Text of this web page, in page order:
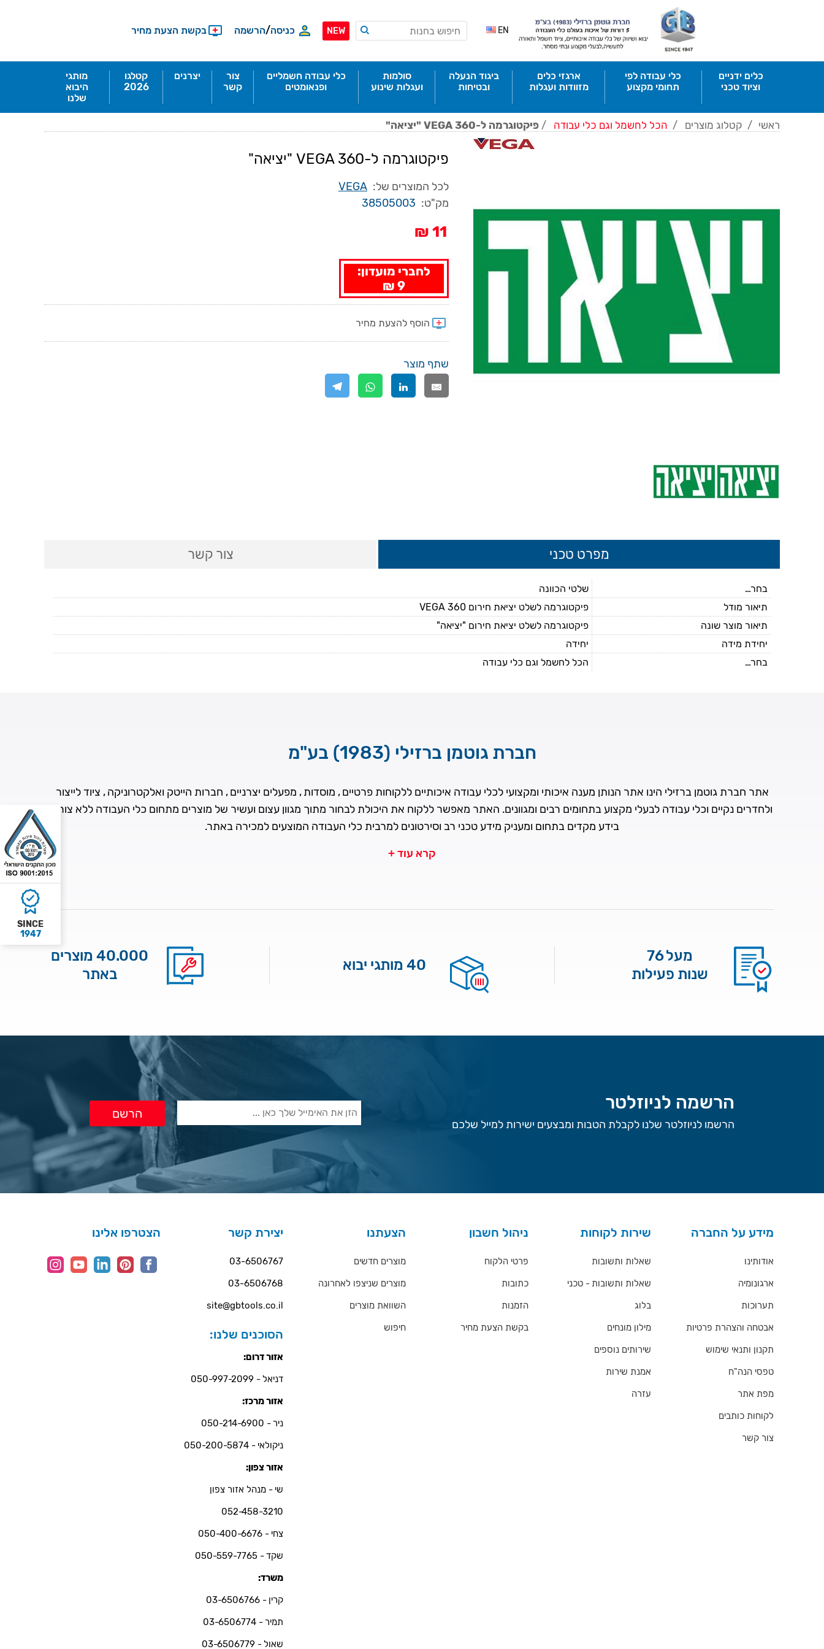
EN
NEW כניסה/הרשמה בקשת הצעת מחיר
כלים ידניים
וציוד טכני
כלי עבודה לפי
תחומי מקצוע
ארגזי כלים
מזוודות ועגלות
ביגוד הנעלה
ובטיחות
סולמות
ועגלות שינוע
כלי עבודה חשמליים
ופנאומטים
צור
קשר
יצרנים
קטלגו
2026
מותגי
היבוא
שלנו
ראשי / קטלוג מוצרים / הכל לחשמל וגם כלי עבודה / פיקטוגרמה ל-VEGA 360 "יציאה"
פיקטוגרמה ל-VEGA 360 "יציאה"
לכל המוצרים של: VEGA
מק"ט: 38505003
11 ₪
לחברי מועדון:
9 ₪
שתף מוצר
מפרט טכני צור קשר
בחר...
שלטי הכוונה
תיאור מודל
פיקטוגרמה לשלט יציאת חירום VEGA 360
תיאור מוצר שונה
פיקטוגרמה לשלט יציאת חירום "יציאה"
יחידת מידה
יחידה
בחר...
הכל לחשמל וגם כלי עבודה
SINCE
1947
חברת גוטמן ברזילי (1983) בע"מ
אתר חברת גוטמן ברזילי הינו אתר הנותן מענה איכותי ומקצועי לכלי עבודה איכותיים ללקוחות פרטיים , מוסדות , מפעלים יצרניים , חברות הייטק ואלקטרוניקה , ציוד לייצור
ולחדרים נקיים וכלי עבודה לבעלי מקצוע בתחומים רבים ומגוונים. האתר מאפשר ללקוח את היכולת לבחור מתוך מגוון עצום ועשיר של מוצרים מתחום כלי העבודה ללא צורך
בידע מקדים בתחום ומעניק מידע טכני רב וסירטונים למרבית כלי העבודה המוצעים למכירה באתר.
קרא עוד +
מעל 76
שנות פעילות
40 מותגי יבוא
40.000 מוצרים
באתר
הרשמה לניוזלטר
הרשמו לניוזלטר שלנו לקבלת הטבות ומבצעים ישירות למייל שלכם
מידע על החברה
אודותינו
ארגונומיה
תערוכות
אבטחה והצהרת פרטיות
תקנון ותנאי שימוש
טפסי הנה"ח
מפת אתר
לקוחות כותבים
צור קשר
שירות לקוחות
שאלות ותשובות
שאלות ותשובות - טכני
בלוג
מילון מונחים
שירותים נוספים
אמנת שירות
עזרה
ניהול חשבון
פרטי הלקוח
כתובות
הזמנות
בקשת הצעת מחיר
הצעתנו
מוצרים חדשים
מוצרים שניצפו לאחרונה
השוואת מוצרים
חיפוש
יצירת קשר
03-6506767
03-6506768
site@gbtools.co.il
הסוכנים שלנו:
אזור דרום:
דניאל - 050-997-2099
אזור מרכז:
ניר - 050-214-6900
ניקולאי - 050-200-5874
אזור צפון:
שי - מנהל אזור צפון
052-458-3210
צחי - 050-400-6676
שקד - 050-559-7765
משרד:
קרין - 03-6506766
תמיר - 03-6506774
שאול - 03-6506779
הצטרפו אלינו